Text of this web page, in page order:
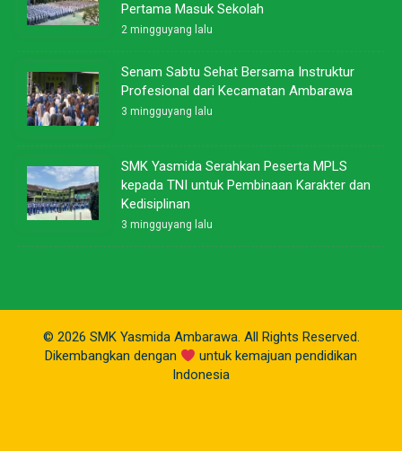
Pertama Masuk Sekolah
2 mingguyang lalu
Senam Sabtu Sehat Bersama Instruktur
Profesional dari Kecamatan Ambarawa
3 mingguyang lalu
SMK Yasmida Serahkan Peserta MPLS
kepada TNI untuk Pembinaan Karakter dan
Kedisiplinan
3 mingguyang lalu
© 2026 SMK Yasmida Ambarawa. All Rights Reserved.
Dikembangkan dengan
untuk kemajuan pendidikan
Indonesia